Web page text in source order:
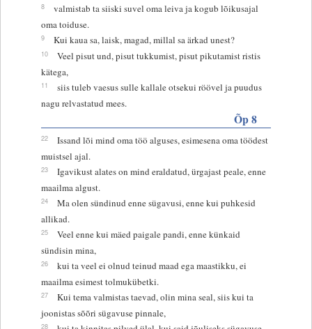
8
valmistab ta siiski suvel oma leiva ja kogub lõikusajal
oma toiduse.
9 Kui kaua sa, laisk, magad, millal sa ärkad unest?
10
Veel pisut und, pisut tukkumist, pisut pikutamist ristis
kätega,
11
siis tuleb vaesus sulle kallale otsekui röövel ja puudus
nagu relvastatud mees.
Õp 8
22
Issand lõi mind oma töö alguses, esimesena oma töödest
muistsel ajal.
23
Igavikust alates on mind eraldatud, ürgajast peale, enne
maailma algust.
24
Ma olen sündinud enne sügavusi, enne kui puhkesid
allikad.
25
Veel enne kui mäed paigale pandi, enne künkaid
sündisin mina,
26
kui ta veel ei olnud teinud maad ega maastikku, ei
maailma esimest tolmukübetki.
27
Kui tema valmistas taevad, olin mina seal, siis kui ta
joonistas sõõri sügavuse pinnale,
28